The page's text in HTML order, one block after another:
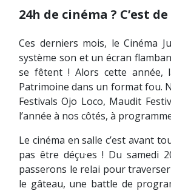
24h de cinéma ? C’est
Ces derniers mois, le Cinéma
système son et un écran
se fêtent ! Alors cette année,
Patrimoine dans un format fou.
Festivals Ojo Loco, Maudit
l’année à nos côtés, à
Le cinéma en salle c’est avant
pas être déçu·es ! Du samedi
passerons le relai pour
le gâteau, une battle de